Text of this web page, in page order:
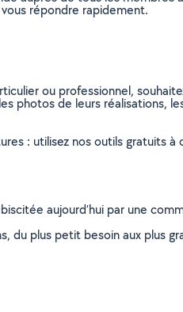
répondre rapidement.
ou professionnel,
photos de leurs réalisations,
: utilisez nos outils gratuits
aujourd’hui par une
du plus petit besoin aux plus